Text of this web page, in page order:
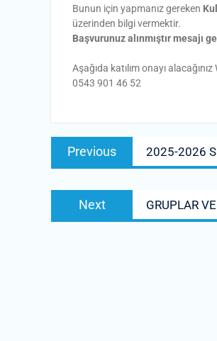
Bunun için yapmanız gereken
üzerinden bilgi vermektir.
Başvurunuz alınmıştır mesajı
Aşağıda katılım onayı
0543 901 46 52
Yazı
gezinmesi
Previous
post:
2025-2026
Next
post:
GRUPLAR